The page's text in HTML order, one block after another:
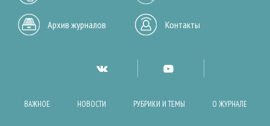
Архив журналов Контакты
ВАЖНОЕ НОВОСТИ РУБРИКИ И ТЕМЫ О ЖУРНАЛЕ